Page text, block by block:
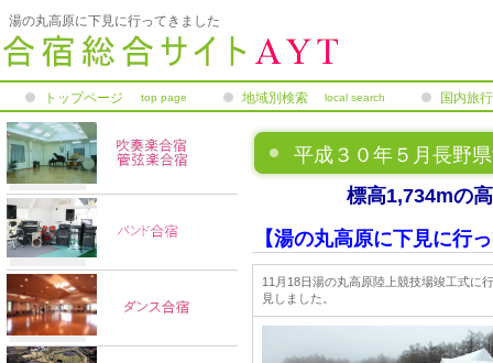
湯の丸高原に下見に行ってきました
平成３０年５月長野
標高1,734mの
【湯の丸高原に下見に行
11月18日湯の丸高原陸上競技場竣工式に
見しました。
top page
トップページ local search
地域別検索
国内旅
険